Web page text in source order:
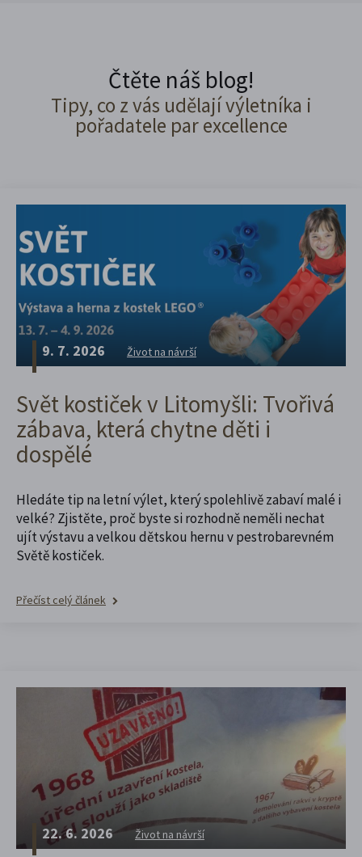
Čtěte náš blog!
Tipy, co z vás udělají výletníka i
pořadatele par excellence
9. 7. 2026 Život na návrší
Svět kostiček v Litomyšli: Tvořivá
zábava, která chytne děti i
dospělé
Hledáte tip na letní výlet, který spolehlivě zabaví malé i
velké? Zjistěte, proč byste si rozhodně neměli nechat
ujít výstavu a velkou dětskou hernu v pestrobarevném
Světě kostiček.
Přečíst celý článek
22. 6. 2026 Život na návrší